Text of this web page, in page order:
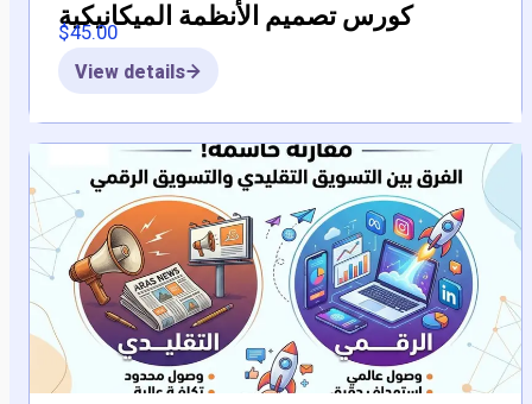
كورس تصميم الأنظمة الميكانيكية
$45.00
View details